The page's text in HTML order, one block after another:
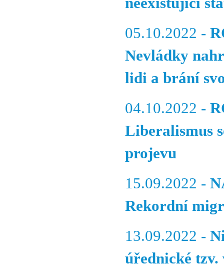
05.10.2022 -
Nevládky
lidi a brání
04.10.2022 -
Liberalismus
projevu
15.09.2022 -
Rekordní
13.09.2022 -
úřednické